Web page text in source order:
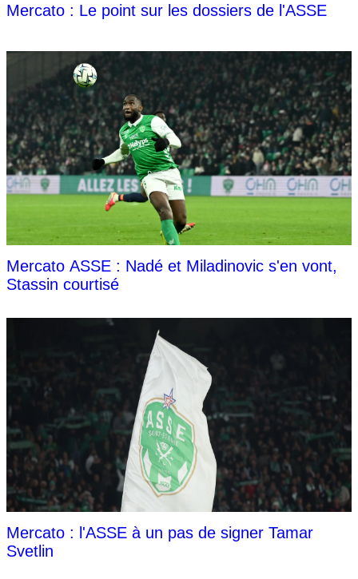
Mercato : Le point sur les dossiers de l'ASSE
Mercato ASSE : Nadé et Miladinovic s'en vont,
Stassin courtisé
Mercato : l'ASSE à un pas de signer Tamar
Svetlin